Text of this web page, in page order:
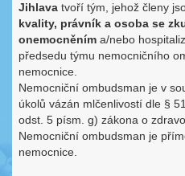
Jihlava tvoří tým, jehož členy
kvality, právník a osoba se
onemocněním a/nebo
předsedu týmu nemocničního
nemocnice.
Nemocniční ombudsman je v
úkolů vázán mlčenlivostí dle §
odst. 5 písm. g) zákona o
Nemocniční ombudsman je
nemocnice.